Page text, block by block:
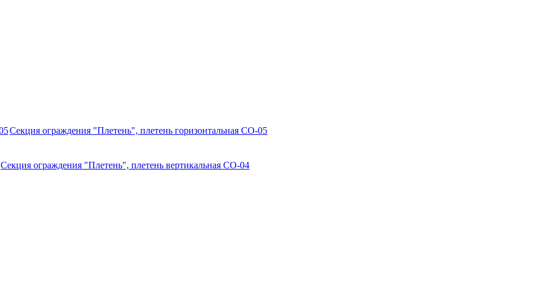
Секция ограждения "Плетень", плетень горизонтальная СО-05
Секция ограждения "Плетень", плетень вертикальная СО-04